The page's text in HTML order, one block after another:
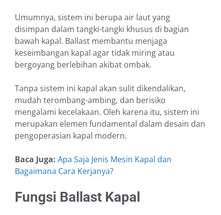
Umumnya, sistem ini berupa air laut yang
disimpan dalam tangki-tangki khusus di bagian
bawah kapal. Ballast membantu menjaga
keseimbangan kapal agar tidak miring atau
bergoyang berlebihan akibat ombak.
Tanpa sistem ini kapal akan sulit dikendalikan,
mudah terombang-ambing, dan berisiko
mengalami kecelakaan. Oleh karena itu, sistem ini
merupakan elemen fundamental dalam desain dan
pengoperasian kapal modern.
Baca Juga: Apa Saja Jenis Mesin Kapal dan
Bagaimana Cara Kerjanya?
Fungsi Ballast Kapal